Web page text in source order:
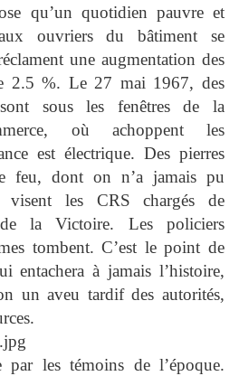
qu’un quotidien pauvre et
ouvriers du bâtiment se
une augmentation des
2.5 %. Le 27 mai 1967, des
sous les fenêtres de la
où achoppent les
est électrique. Des pierres
feu, dont on n’a jamais pu
visent les CRS chargés de
la Victoire. Les policiers
tombent. C’est le point de
entachera à jamais l’histoire,
un aveu tardif des autorités,
par les témoins de l’époque.